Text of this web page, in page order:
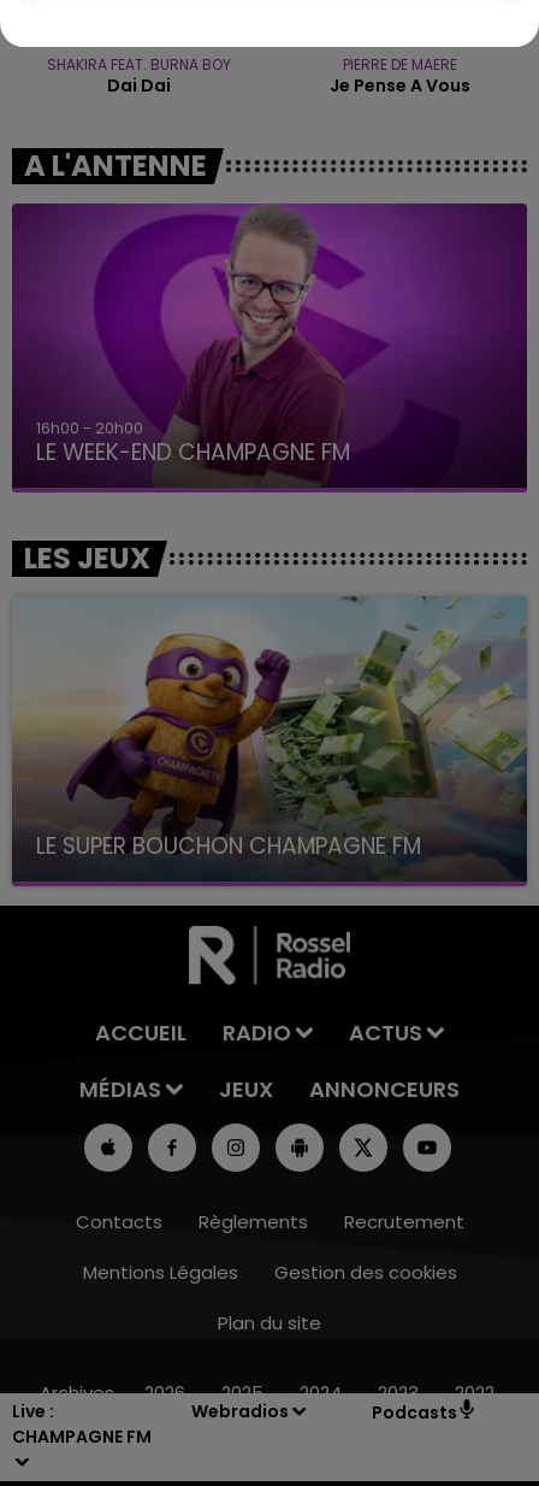
Live :
CHAMPAGNE FM
Webradios Podcasts
7h00 - 12h00
SHAKIRA FEAT. BURNA BOY
Dai Dai
PIERRE DE MAERE
Je Pense A Vous
A L'ANTENNE
16h00 - 20h00
LE WEEK-END CHAMPAGNE FM
LES JEUX
LE SUPER BOUCHON CHAMPAGNE FM
avec La Famille Champagne FM, à 8H10
ACCUEIL RADIO
ACTUS
MÉDIAS
JEUX ANNONCEURS
Contacts Règlements
Recrutement
Mentions Légales
Gestion des cookies
Plan du site
Archives 2026 2025 2024 2023 2022